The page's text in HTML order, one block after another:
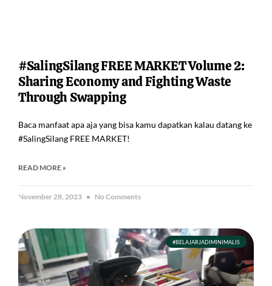
#SalingSilang FREE MARKET Volume 2:
Sharing Economy and Fighting Waste
Through Swapping
Baca manfaat apa aja yang bisa kamu dapatkan kalau datang ke
#SalingSilang FREE MARKET!
READ MORE »
November 28, 2023 No Comments
#BELAJARJADIMINIMALIS